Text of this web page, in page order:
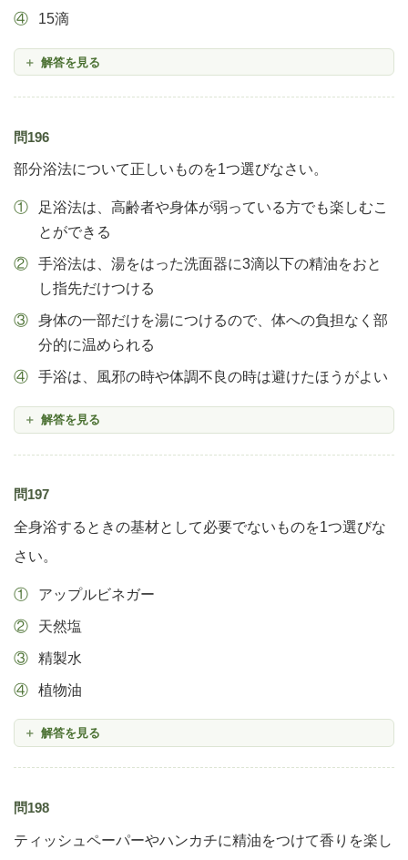
15滴
解答を見る
問196
部分浴法について正しいものを1つ選びなさい。
足浴法は、高齢者や身体が弱っている方でも楽しむこ
とができる
手浴法は、湯をはった洗面器に3滴以下の精油をおと
し指先だけつける
身体の一部だけを湯につけるので、体への負担なく部
分的に温められる
手浴は、風邪の時や体調不良の時は避けたほうがよい
解答を見る
問197
全身浴するときの基材として必要でないものを1つ選びな
さい。
アップルビネガー
天然塩
精製水
植物油
解答を見る
問198
ティッシュペーパーやハンカチに精油をつけて香りを楽し